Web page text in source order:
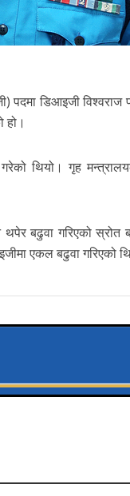
पदमा डिआइजी
हो।
थियो। गृह
थपेर बढुवा गरिएको
एकल बढुवा गरिएको